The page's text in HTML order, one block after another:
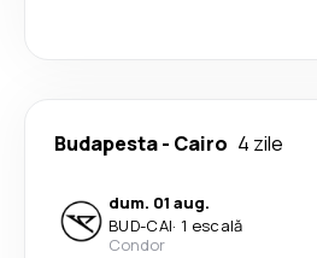
Budapesta- Cairo 4 zile
dum. 01 aug.
BUD-CAI· 1 escală
Condor